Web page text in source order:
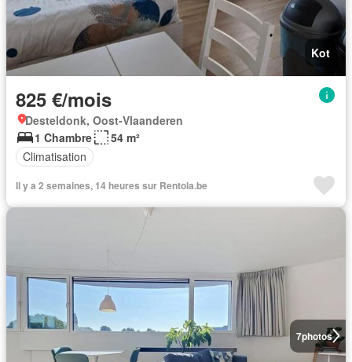
Kot
825 €/mois
Desteldonk, Oost-Vlaanderen
1 Chambre
54 m²
Climatisation
Il y a 2 semaines, 14 heures sur Rentola.be
7photos